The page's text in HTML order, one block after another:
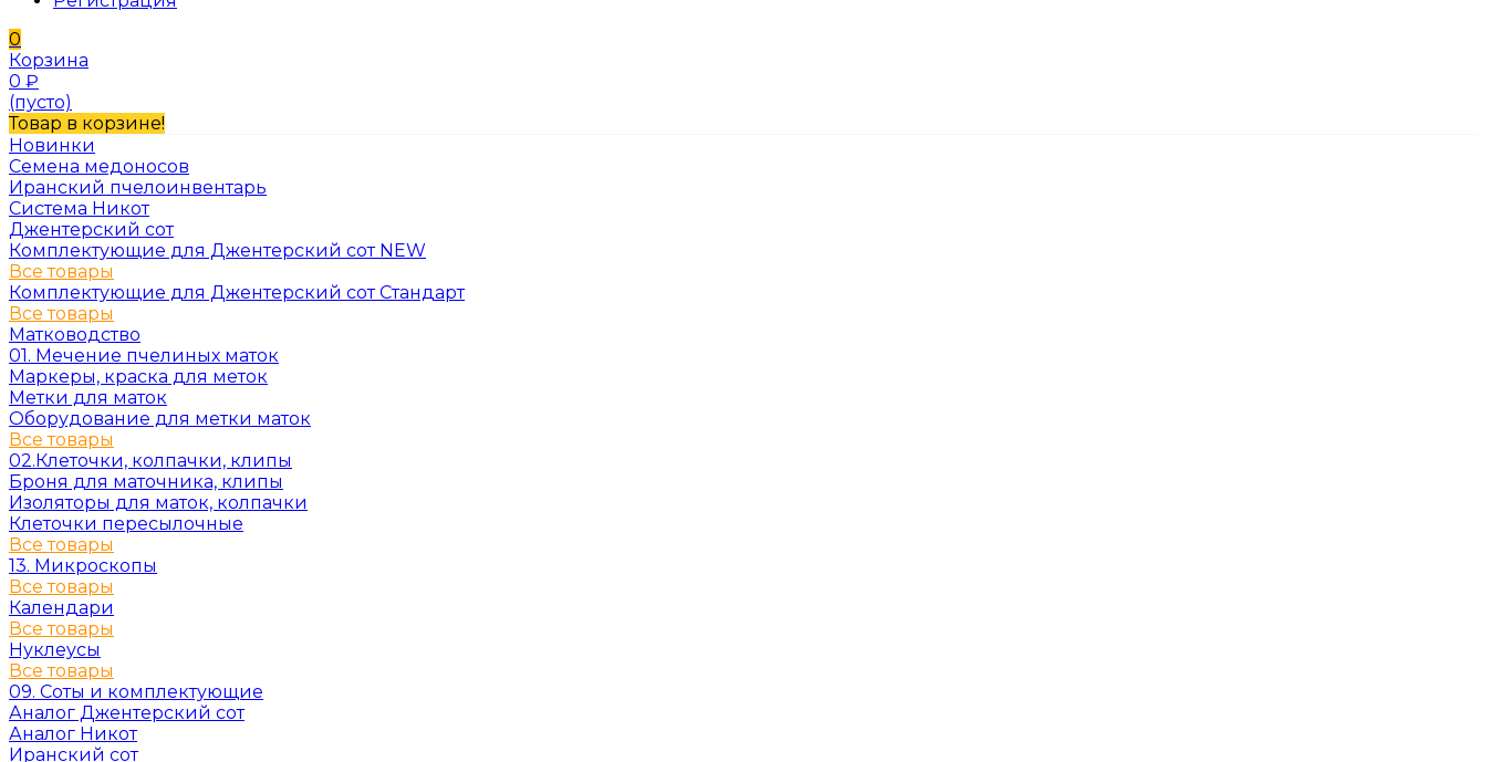
0
Корзина
0 ₽
(пусто)
Товар в корзине!
Новинки
Семена медоносов
Иранский пчелоинвентарь
Система Никот
Джентерский сот
Комплектующие для Джентерский сот NEW
Все товары
Комплектующие для Джентерский сот Стандарт
Все товары
Матководство
01. Мечение пчелиных маток
Маркеры, краска для меток
Метки для маток
Оборудование для метки маток
Все товары
02.Клеточки, колпачки, клипы
Броня для маточника, клипы
Изоляторы для маток, колпачки
Клеточки пересылочные
Все товары
13. Микроскопы
Все товары
Календари
Все товары
Нуклеусы
Все товары
09. Соты и комплектующие
Аналог Джентерский сот
Аналог Никот
Иранский сот